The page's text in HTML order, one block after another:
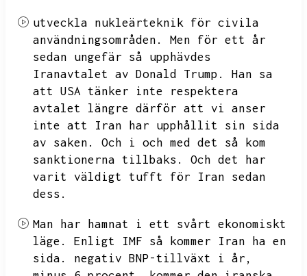
utveckla nukleärteknik för civila
användningsområden.
Men för ett år
sedan ungefär så upphävdes
Iranavtalet av Donald Trump.
Han sa
att USA tänker inte respektera
avtalet längre därför att vi anser
inte att Iran har upphållit sin sida
av saken.
Och i och med det så kom
sanktionerna tillbaks.
Och det har
varit väldigt tufft för Iran sedan
dess.
Man har hamnat i ett svårt ekonomiskt
läge.
Enligt IMF så kommer Iran ha en
sida.
negativ BNP-tillväxt i år,